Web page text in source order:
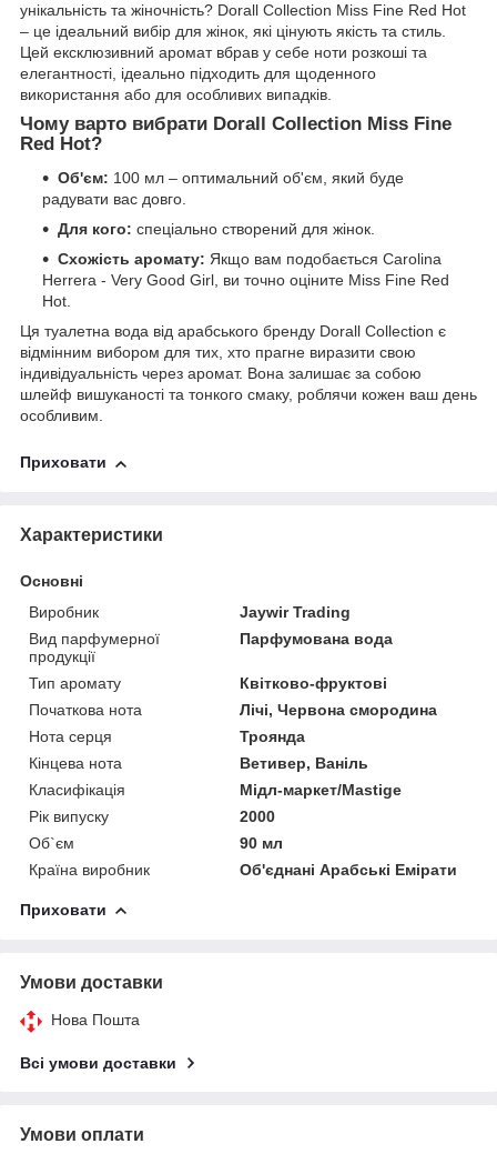
унікальність та жіночність? Dorall Collection Miss Fine Red Hot
– це ідеальний вибір для жінок, які цінують якість та стиль.
Цей ексклюзивний аромат вбрав у себе ноти розкоші та
елегантності, ідеально підходить для щоденного
використання або для особливих випадків.
Чому варто вибрати Dorall Collection Miss Fine
Red Hot?
Об'єм: 100 мл – оптимальний об'єм, який буде
радувати вас довго.
Для кого: спеціально створений для жінок.
Схожість аромату: Якщо вам подобається Carolina
Herrera - Very Good Girl, ви точно оціните Miss Fine Red
Hot.
Ця туалетна вода від арабського бренду Dorall Collection є
відмінним вибором для тих, хто прагне виразити свою
індивідуальність через аромат. Вона залишає за собою
шлейф вишуканості та тонкого смаку, роблячи кожен ваш день
особливим.
Приховати
Характеристики
Основні
Виробник
Jaywir Trading
Вид парфумерної
продукції
Парфумована вода
Тип аромату
Квітково-фруктові
Початкова нота
Лічі, Червона смородина
Нота серця
Троянда
Кінцева нота
Ветивер, Ваніль
Класифікація
Мідл-маркет/Mastige
Рік випуску
2000
Об`єм
90 мл
Країна виробник
Об'єднані Арабські Емірати
Приховати
Умови доставки
Нова Пошта
Всі умови доставки
Умови оплати